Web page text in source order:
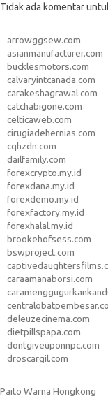
Tidak ada komentar
arrowggsew.com
asianmanufacturer.com
bucklesmotors.com
calvaryintcanada.com
carakeshagrawal.com
catchabigone.com
celticaweb.com
cirugiadehernias.com
cqhzdn.com
dailfamily.com
forexcrypto.my.id
forexdana.my.id
forexdemo.my.id
forexfactory.my.id
forexhalal.my.id
brookehofsess.com
bswproject.com
caraamanaborsi.com
deleuzecinema.com
dietpillspapa.com
dontgiveuponnpc.com
droscargil.com
Paito Warna Hongkong